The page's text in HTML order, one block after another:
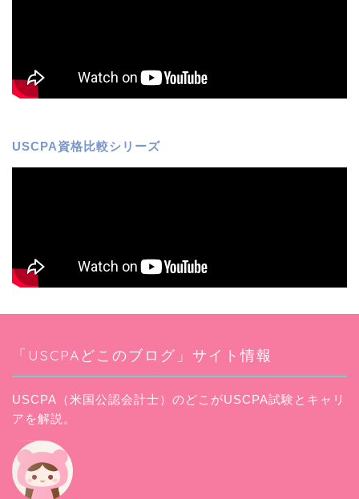
USCPA資格比較シリーズ
「USCPAどこのブログ」サイト情報
USCPA（米国公認会計士）のどこがUSCPA試験とキャリ
アを解説。